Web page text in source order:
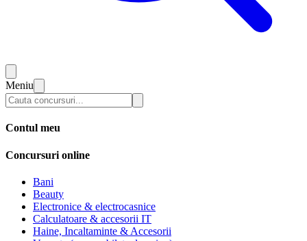
Meniu
Contul meu
Concursuri online
Bani
Beauty
Electronice & electrocasnice
Calculatoare & accesorii IT
Haine, Incaltaminte & Accesorii